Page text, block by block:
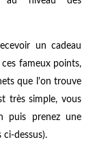
un cadeau
ces fameux points,
que l'on trouve
très simple, vous
puis prenez une
dessus).